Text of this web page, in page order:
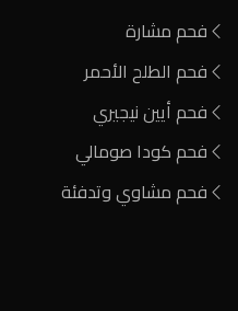
فحم مشارة
فحم الطلح الأحمر
فحم أيين نيجيري
فحم كودا صومالي
فحم مشاوي وتدفئة